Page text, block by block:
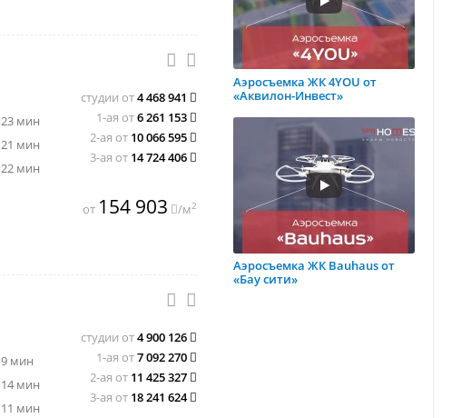
23 мин
21 мин
22 мин
студии от4 468 941
1-ая от6 261 153
2-ая от 10 066 595
3-ая от 14 724 406
от 154 903 /м2
9 мин
14 мин
11 мин
студии от4 900 126
1-ая от7 092 270
2-ая от 11 425 327
3-ая от 18 241 624
Аэросъемка ЖК 4YOU от
«Аквилон-Инвест»
Аэросъемка ЖК Bauhaus от
«Бау сити»